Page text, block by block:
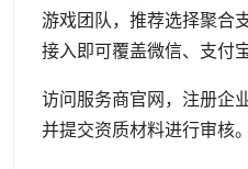
游戏团队，推荐选择聚合
接入即可覆盖微信、支付
访问服务商官网，注册企
并提交资质材料进行审核。